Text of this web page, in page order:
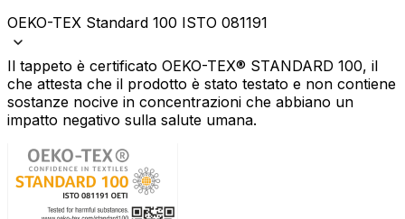
OEKO-TEX Standard 100 ISTO 081191
Il tappeto è certificato OEKO-TEX® STANDARD 100, il
che attesta che il prodotto è stato testato e non contiene
sostanze nocive in concentrazioni che abbiano un
impatto negativo sulla salute umana.